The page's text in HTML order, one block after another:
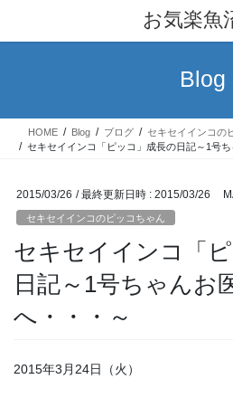
テ
ス
ゲ
ン
お気楽魚
Blog
HOME Blog ブログ
セキセイインコの
セキセイインコ「ピッコ」成長の日記～1号
2015/03/26 / 最終更新日時 : 2015/03/26
セキセイインコのピッコちゃん
セキセイインコ「
日記～1号ちゃんお
へ・・・～
2015年3月24日（火）